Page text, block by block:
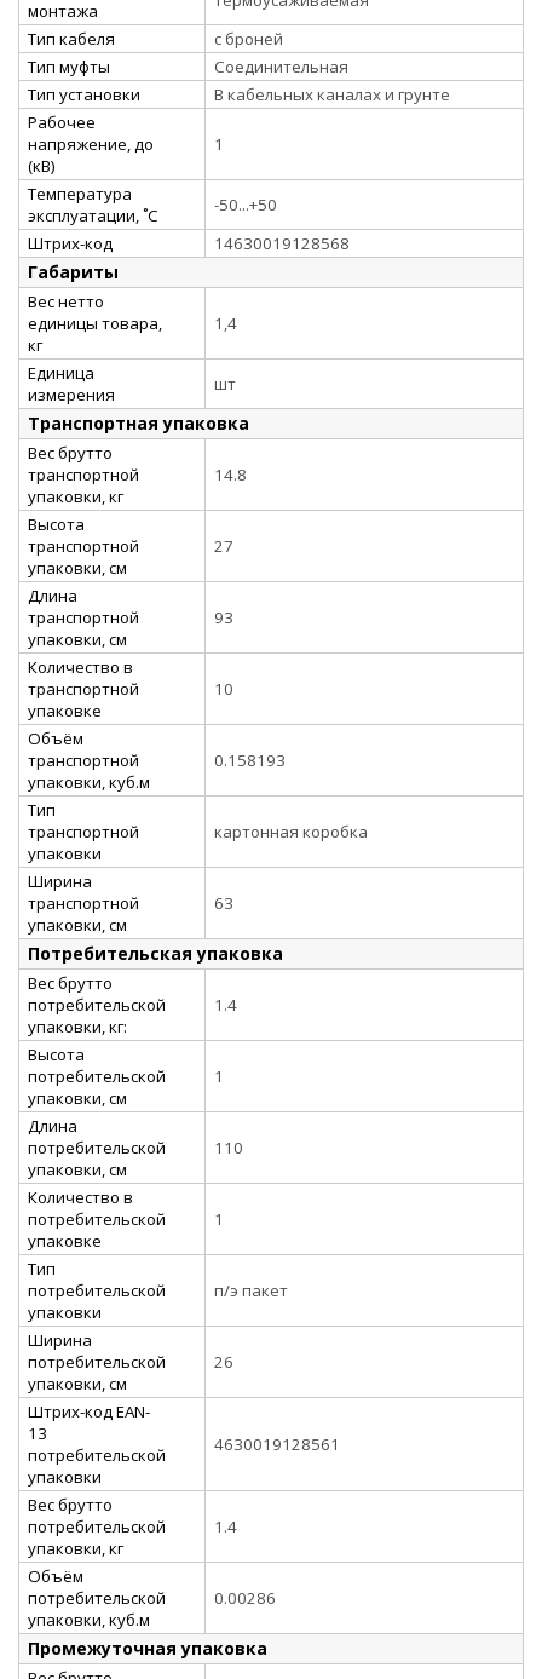
монтажа
Тип кабеля
с броней
Тип муфты
Соединительная
Тип установки
В кабельных каналах и грунте
Рабочее
напряжение, до
(кВ)
1
Температура
эксплуатации, ˚С
-50...+50
Штрих-код
14630019128568
Габариты
Вес нетто
единицы товара,
кг
1,4
Единица
измерения
шт
Транспортная упаковка
Вес брутто
транспортной
упаковки, кг
14.8
Высота
транспортной
упаковки, см
27
Длина
транспортной
упаковки, см
93
Количество в
транспортной
упаковке
10
Объём
транспортной
упаковки, куб.м
0.158193
Тип
транспортной
упаковки
картонная коробка
Ширина
транспортной
упаковки, см
63
Потребительская упаковка
Вес брутто
потребительской
упаковки, кг:
1.4
Высота
потребительской
упаковки, см
1
Длина
потребительской
упаковки, см
110
Количество в
потребительской
упаковке
1
Тип
потребительской
упаковки
п/э пакет
Ширина
потребительской
упаковки, см
26
Штрих-код EAN-
13
потребительской
упаковки
4630019128561
Вес брутто
потребительской
упаковки, кг
1.4
Объём
потребительской
упаковки, куб.м
0.00286
Промежуточная упаковка